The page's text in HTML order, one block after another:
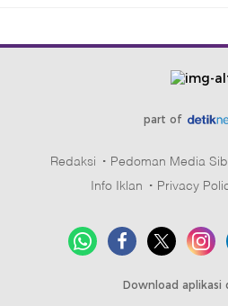
part of
Redaksi Pedoman Media
Info Iklan
Privacy
Download aplikasi